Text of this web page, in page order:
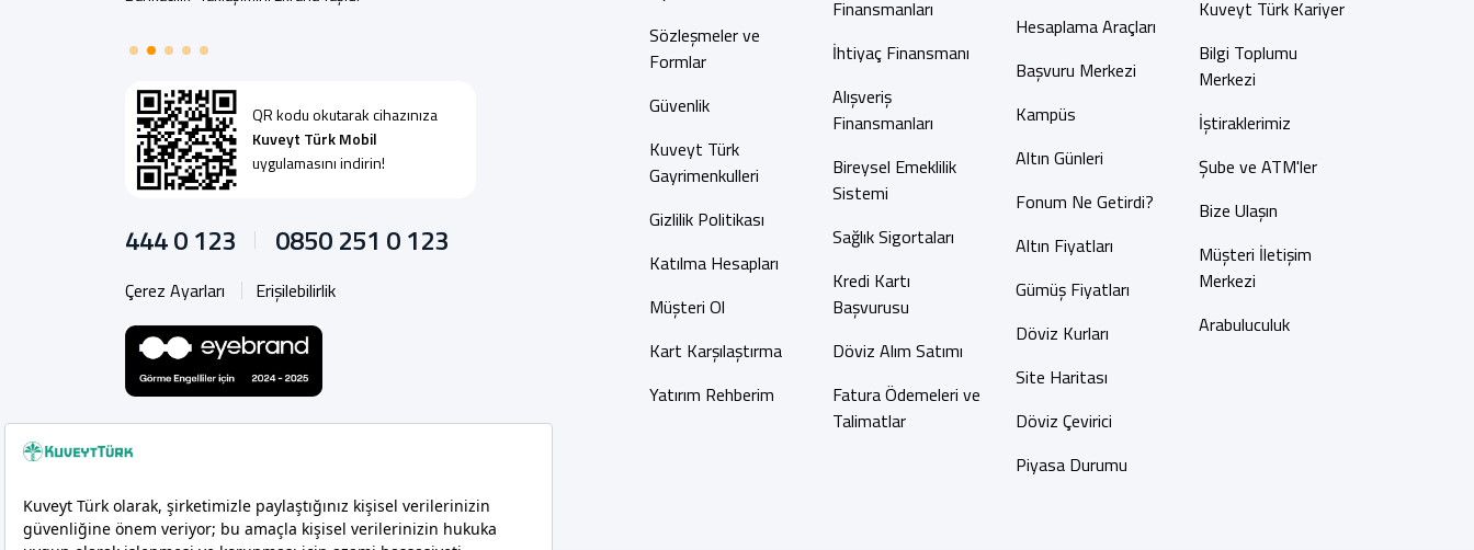
Sözleşmeler ve
Formlar
Güvenlik
Kuveyt Türk
Gayrimenkulleri
Gizlilik Politikası
Katılma Hesapları
Müşteri Ol
Kart Karşılaştırma
Yatırım Rehberim
Finansmanları
İhtiyaç Finansmanı
Alışveriş
Finansmanları
Bireysel Emeklilik
Sistemi
Sağlık Sigortaları
Kredi Kartı
Başvurusu
Döviz Alım Satımı
Fatura Ödemeleri ve
Talimatlar
Hesaplama Araçları
Başvuru Merkezi
Kampüs
Altın Günleri
Fonum Ne Getirdi?
Altın Fiyatları
Gümüş Fiyatları
Döviz Kurları
Site Haritası
Döviz Çevirici
Piyasa Durumu
Kuveyt Türk Kariyer
Bilgi Toplumu
Merkezi
İştiraklerimiz
Şube ve ATM'ler
Bize Ulaşın
Müşteri İletişim
Merkezi
Arabuluculuk
QR kodu okutarak cihazınıza
Kuveyt Türk Mobil
uygulamasını indirin!
444 0 123 0850 251 0 123
Çerez Ayarları Erişilebilirlik